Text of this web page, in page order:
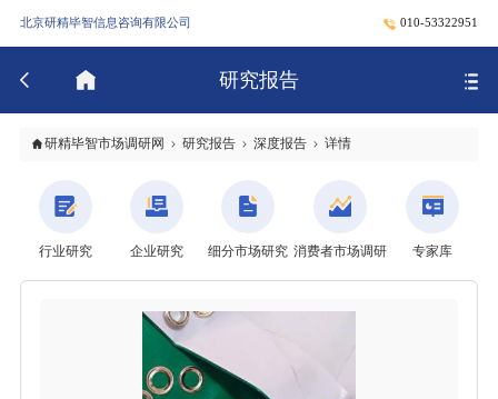
北京研精毕智信息咨询有限公司 010-53322951
研究报告
研精毕智市场调研网 研究报告 深度报告 详情
行业研究 企业研究 细分市场研究 消费者市场调研 专家库